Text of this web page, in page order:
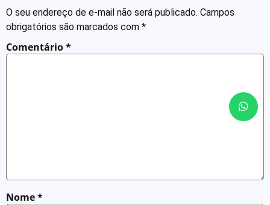
O seu endereço de e-mail não será publicado. Campos
obrigatórios são marcados com *
Comentário*
Nome*